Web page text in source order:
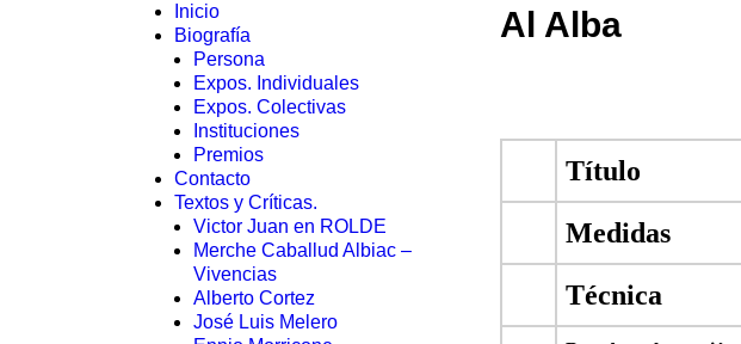
Al Alba
Título
Medidas
Técnica
Inicio
Biografía
Persona
Expos. Individuales
Expos. Colectivas
Instituciones
Premios
Contacto
Textos y Críticas.
Victor Juan en ROLDE
Merche Caballud Albiac –
Vivencias
Alberto Cortez
José Luis Melero